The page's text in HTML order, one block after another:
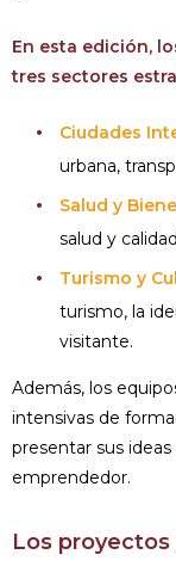
En esta edición,
tres sectores
Ciudades
urbana,
Salud y
salud y
Turismo y
turismo, la
visitante.
Además, los
intensivas de
presentar sus
emprendedor.
Los